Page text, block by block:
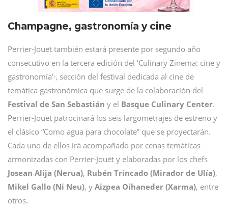
Champagne, gastronomía y cine
Perrier-Jouët también estará presente por segundo año
consecutivo en la tercera edición del ‘Culinary Zinema: cine y
gastronomía’·, sección del festival dedicada al cine de
temática gastronómica que surge de la colaboración del
Festival de San Sebastián y el Basque Culinary Center.
Perrier-Jouët patrocinará los seis largometrajes de estreno y
el clásico “Como agua para chocolate” que se proyectarán.
Cada uno de ellos irá acompañado por cenas temáticas
armonizadas con Perrier-Jouët y elaboradas por los chefs
Josean Alija (Nerua), Rubén Trincado (Mirador de Ulía),
Mikel Gallo (Ni Neu), y Aizpea Oihaneder (Xarma), entre
otros.